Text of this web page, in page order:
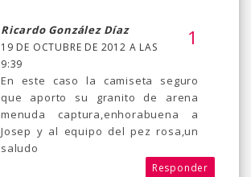
Ricardo González Díaz
19 DE OCTUBRE DE 2012 A LAS
9:39
En este caso la camiseta seguro
que aporto su granito de arena
menuda captura,enhorabuena a
Josep y al equipo del pez rosa,un
saludo
Responder